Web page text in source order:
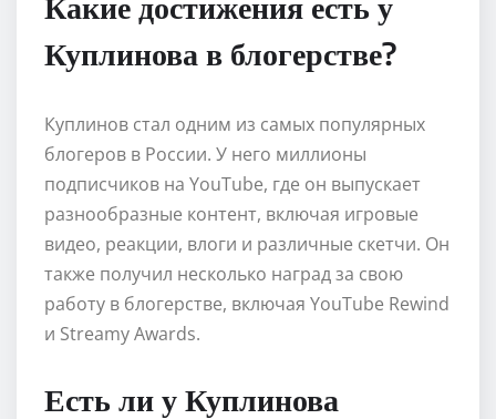
Куплинова в блогерстве?
Куплинов стал одним из самых популярных
блогеров в России. У него миллионы
подписчиков на YouTube, где он выпускает
разнообразные контент, включая игровые
видео, реакции, влоги и различные скетчи. Он
также получил несколько наград за свою
работу в блогерстве, включая YouTube Rewind
и Streamy Awards.
Есть ли у Куплинова